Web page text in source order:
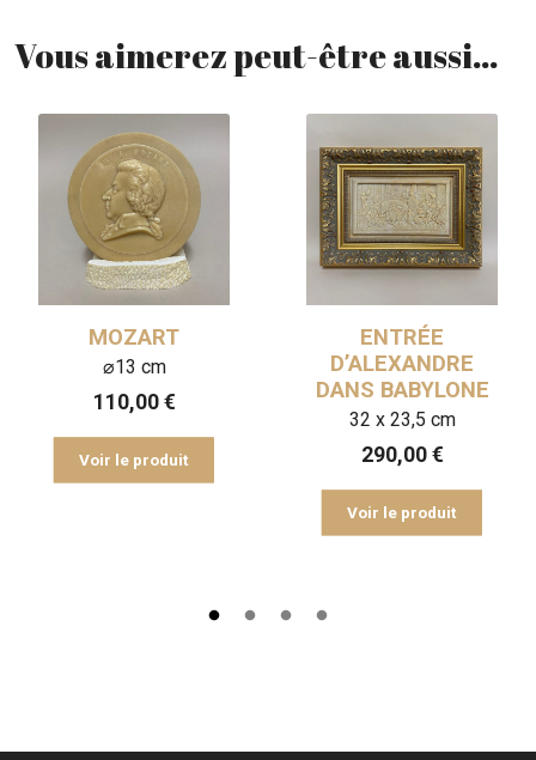
Vous aimerez peut-être aussi…
MOZART
⌀13 cm
110,00 €
Voir le produit
ENTRÉE
D’ALEXANDRE
DANS BABYLONE
32 x 23,5 cm
290,00 €
Voir le produit